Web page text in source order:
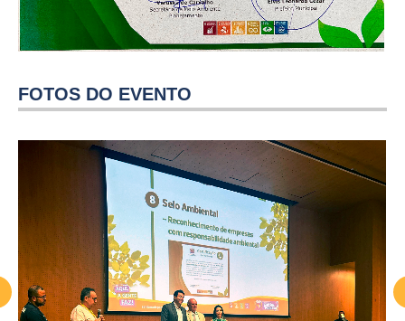
FOTOS DO EVENTO